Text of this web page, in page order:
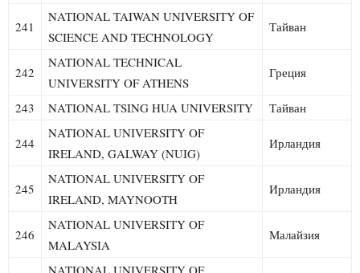
241
NATIONAL TAIWAN UNIVERSITY OF
SCIENCE AND TECHNOLOGY
Тайван
242
NATIONAL TECHNICAL
UNIVERSITY OF ATHENS
Греция
243 NATIONAL TSING HUA UNIVERSITY Тайван
244
NATIONAL UNIVERSITY OF
IRELAND, GALWAY (NUIG)
Ирландия
245
NATIONAL UNIVERSITY OF
IRELAND, MAYNOOTH
Ирландия
246
NATIONAL UNIVERSITY OF
MALAYSIA
Малайзия
NATIONAL UNIVERSITY OF